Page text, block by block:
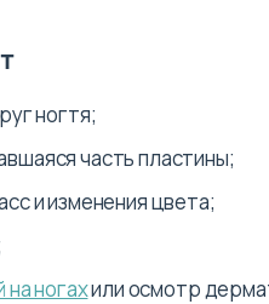
ногтя;
часть пластины;
и изменения цвета;
на ногахили осмотр